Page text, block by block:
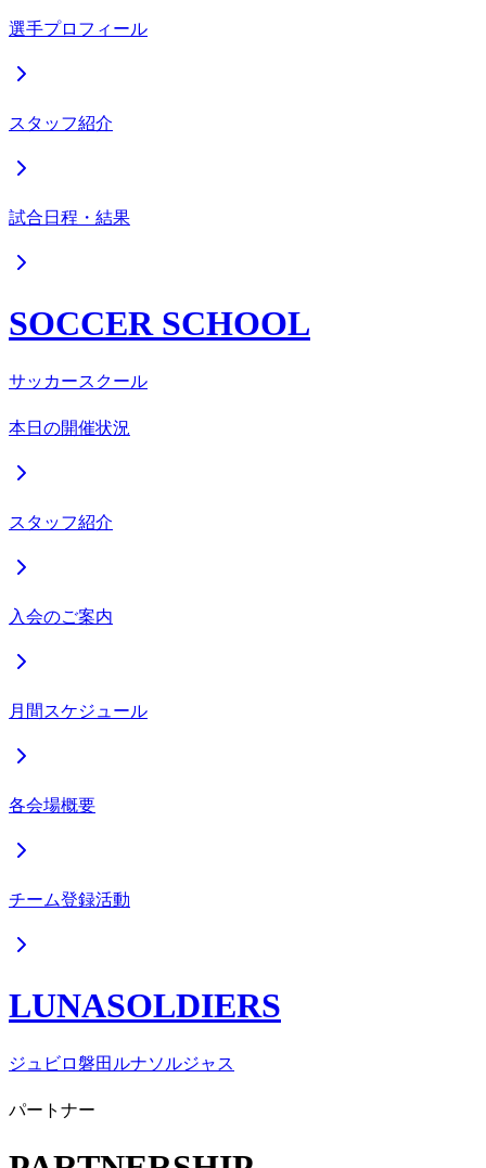
選手プロフィール
スタッフ紹介
試合日程・結果
SOCCER SCHOOL
サッカースクール
本日の開催状況
スタッフ紹介
入会のご案内
月間スケジュール
各会場概要
チーム登録活動
LUNASOLDIERS
ジュビロ磐田ルナソルジャス
パートナー